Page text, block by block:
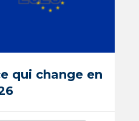
qui change en